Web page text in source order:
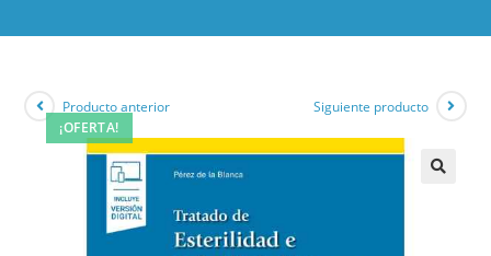
¡OFERTA!
Producto anterior Siguiente producto